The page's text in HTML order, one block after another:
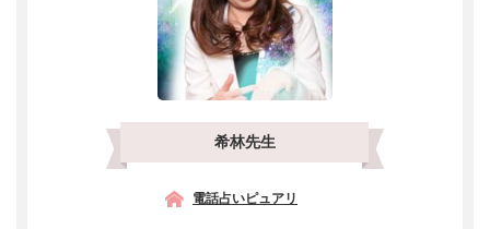
希林先生
電話占いピュアリ